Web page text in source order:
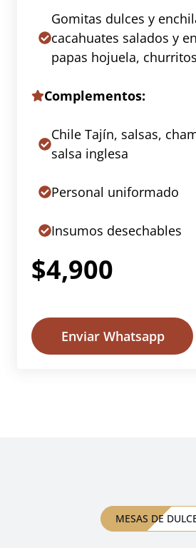
Gomitas dulces y
cacahuates salados y
papas hojuela,
Complementos:
Chile Tajín, salsas,
salsa inglesa
Personal uniformado
Insumos desechables
$4,900
Enviar Whatsapp
MESAS DE